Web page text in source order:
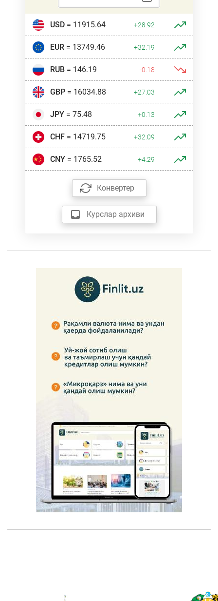
USD= 11915.64 +28.92
EUR= 13749.46 +32.19
RUB= 146.19 -0.18
GBP= 16034.88 +27.03
JPY= 75.48 +0.13
CHF= 14719.75 +32.09
CNY= 1765.52 +4.29
Конвертер
Курслар архиви